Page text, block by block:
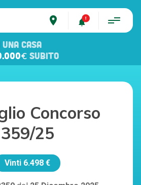
place
CASA
SUBITO
Concorso
359/25
Vinti 6.498 €